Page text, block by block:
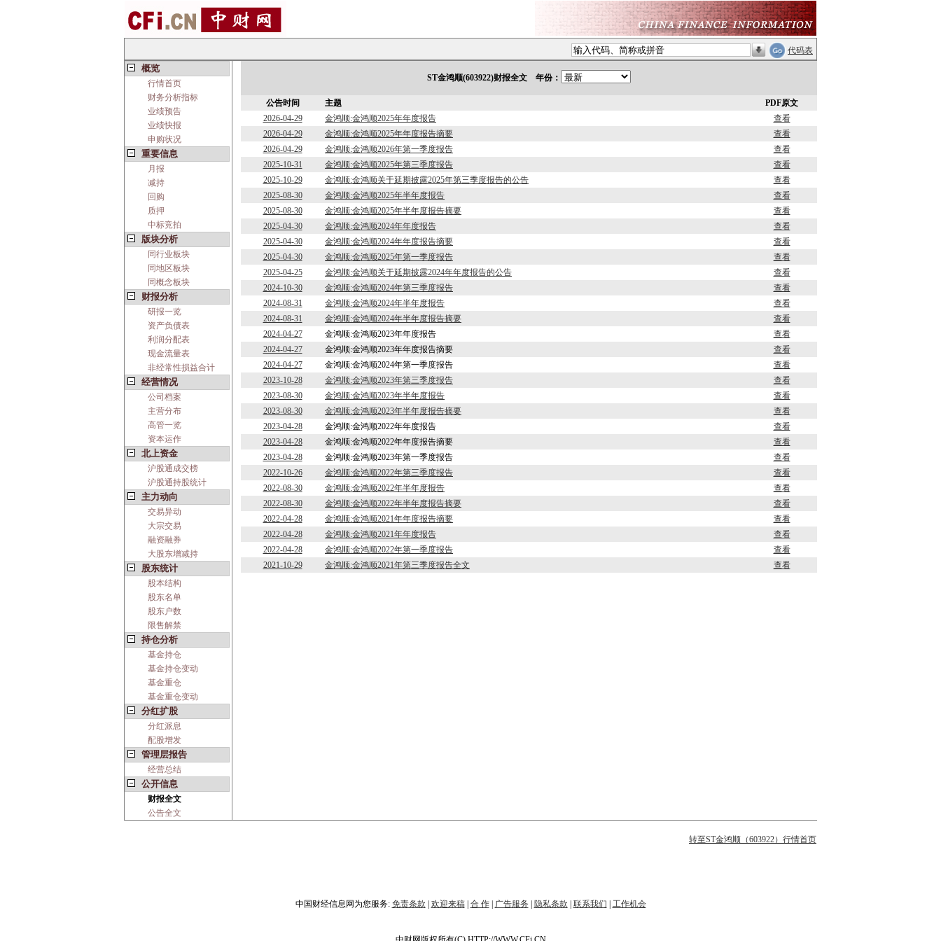
代码表
概览
行情首页
财务分析指标
业绩预告
业绩快报
申购状况
重要信息
月报
减持
回购
质押
中标竞拍
版块分析
同行业板块
同地区板块
同概念板块
财报分析
研报一览
资产负债表
利润分配表
现金流量表
非经常性损益合计
经营情况
公司档案
主营分布
高管一览
资本运作
北上资金
沪股通成交榜
沪股通持股统计
主力动向
交易异动
大宗交易
融资融券
大股东增减持
股东统计
股本结构
股东名单
股东户数
限售解禁
持仓分析
基金持仓
基金持仓变动
基金重仓
基金重仓变动
分红扩股
分红派息
配股增发
管理层报告
经营总结
公开信息
财报全文
公告全文
ST金鸿顺(603922)财报全文 年份：
公告时间 主题
PDF原文
2026-04-29
金鸿顺:金鸿顺2025年年度报告
查看
2026-04-29
金鸿顺:金鸿顺2025年年度报告摘要
查看
2026-04-29
金鸿顺:金鸿顺2026年第一季度报告
查看
2025-10-31
金鸿顺:金鸿顺2025年第三季度报告
查看
2025-10-29
金鸿顺:金鸿顺关于延期披露2025年第三季度报告的公告
查看
2025-08-30
金鸿顺:金鸿顺2025年半年度报告
查看
2025-08-30
金鸿顺:金鸿顺2025年半年度报告摘要
查看
2025-04-30
金鸿顺:金鸿顺2024年年度报告
查看
2025-04-30
金鸿顺:金鸿顺2024年年度报告摘要
查看
2025-04-30
金鸿顺:金鸿顺2025年第一季度报告
查看
2025-04-25
金鸿顺:金鸿顺关于延期披露2024年年度报告的公告
查看
2024-10-30
金鸿顺:金鸿顺2024年第三季度报告
查看
2024-08-31
金鸿顺:金鸿顺2024年半年度报告
查看
2024-08-31
金鸿顺:金鸿顺2024年半年度报告摘要
查看
2024-04-27
金鸿顺:金鸿顺2023年年度报告
查看
2024-04-27
金鸿顺:金鸿顺2023年年度报告摘要
查看
2024-04-27
金鸿顺:金鸿顺2024年第一季度报告
查看
2023-10-28
金鸿顺:金鸿顺2023年第三季度报告
查看
2023-08-30
金鸿顺:金鸿顺2023年半年度报告
查看
2023-08-30
金鸿顺:金鸿顺2023年半年度报告摘要
查看
2023-04-28
金鸿顺:金鸿顺2022年年度报告
查看
2023-04-28
金鸿顺:金鸿顺2022年年度报告摘要
查看
2023-04-28
金鸿顺:金鸿顺2023年第一季度报告
查看
2022-10-26
金鸿顺:金鸿顺2022年第三季度报告
查看
2022-08-30
金鸿顺:金鸿顺2022年半年度报告
查看
2022-08-30
金鸿顺:金鸿顺2022年半年度报告摘要
查看
2022-04-28
金鸿顺:金鸿顺2021年年度报告摘要
查看
2022-04-28
金鸿顺:金鸿顺2021年年度报告
查看
2022-04-28
金鸿顺:金鸿顺2022年第一季度报告
查看
2021-10-29
金鸿顺:金鸿顺2021年第三季度报告全文 查看
转至ST金鸿顺（603922）行情首页
中国财经信息网为您服务: 免责条款 欢迎来稿| 合 作| 广告服务 隐私条款 联系我们 工作机会